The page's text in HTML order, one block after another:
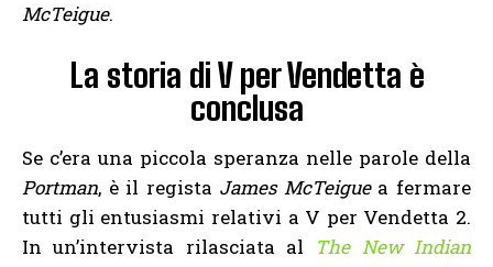
McTeigue.
La storia di V per Vendetta è
conclusa
Se c’era una piccola speranza nelle parole della
Portman, è il regista James McTeiguea fermare
tutti gli entusiasmi relativi a V per Vendetta 2.
In un’intervista rilasciata al
The New Indian